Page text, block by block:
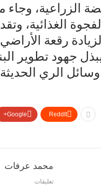
الزراعية، وجاء
الغذائية،
رقعة
يبذل جهود تطوير
الري
Google+ ReddIt
محمد عرفات
تعليقات